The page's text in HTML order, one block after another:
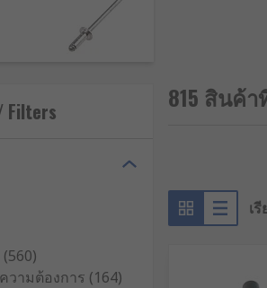
zinc plate finishes.
holding together two separate
of quality rivets from many well-
consisting of a forged head and
of the rivet flattening and
between the joints making them
Filters
วามต้องการ (164)
815 สินค้า
เ